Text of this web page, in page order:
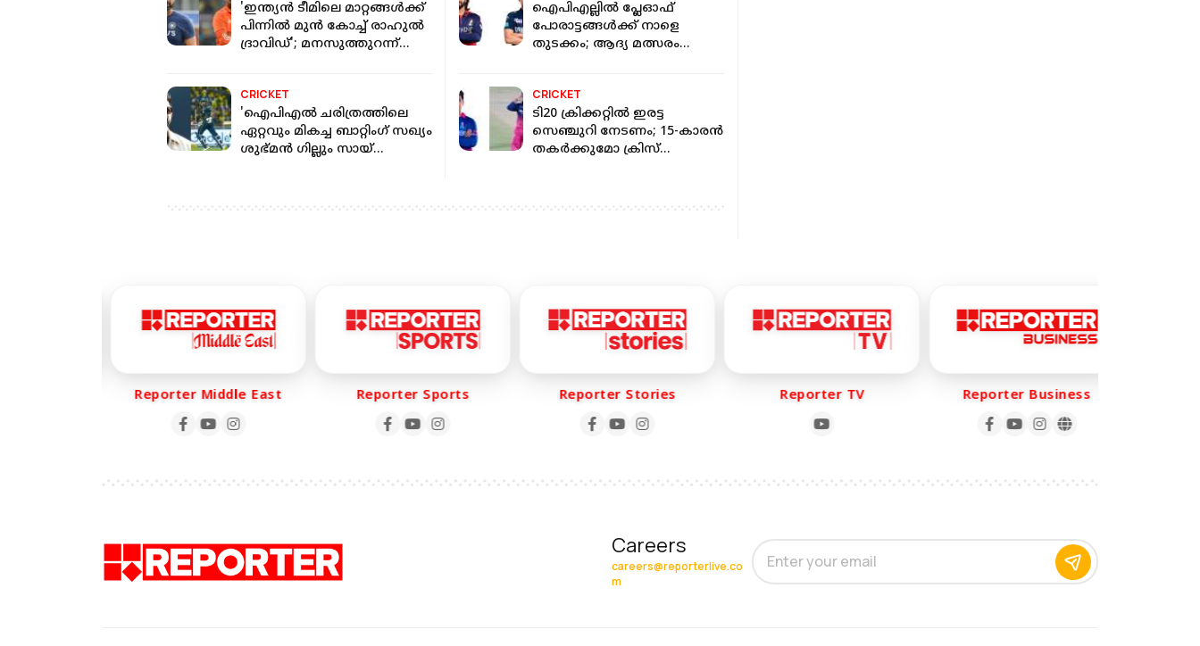
'ഇന്ത്യന്‍ ടീമിലെ മാറ്റങ്ങള്‍ക്ക്
പിന്നിൽ മുൻ കോച്ച് രാഹുല്‍
ദ്രാവിഡ്'; മനസുത്തുറന്ന്
ഐപിഎല്ലിൽ പ്ലേഓഫ്
പോരാട്ടങ്ങൾക്ക് നാളെ
തുടക്കം; ആദ്യ മത്സരം
CRICKET
'ഐപിഎല്‍ ചരിത്രത്തിലെ
ഏറ്റവും മികച്ച ബാറ്റിംഗ് സഖ്യം
ശുഭ്മൻ ഗില്ലും സായ്
CRICKET
ടി20 ക്രിക്കറ്റില്‍ ഇരട്ട
സെഞ്ചുറി നേടണം; 15-കാരന്‍
തകര്‍ക്കുമോ ക്രിസ്
Reporter Middle East Reporter Sports Reporter Stories Reporter TV Reporter Business
Careers
careers@reporterlive.co
m